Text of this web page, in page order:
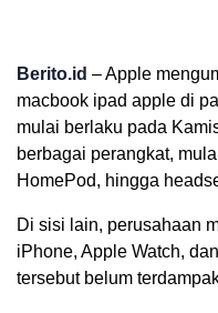
Berito.id – Apple
macbook ipad apple di
mulai berlaku pada
berbagai perangkat,
HomePod, hingga
Di sisi lain, perusahaan
iPhone, Apple Watch,
tersebut belum